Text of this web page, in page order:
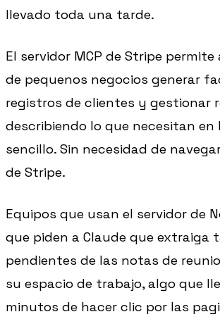
llevado toda una tarde.
El servidor MCP de Stripe
de pequenos negocios generar
registros de clientes y gestionar
describiendo lo que necesitan en
sencillo. Sin necesidad de
de Stripe.
Equipos que usan el servidor de
que piden a Claude que extraiga
pendientes de las notas de
su espacio de trabajo, algo que
minutos de hacer clic por las